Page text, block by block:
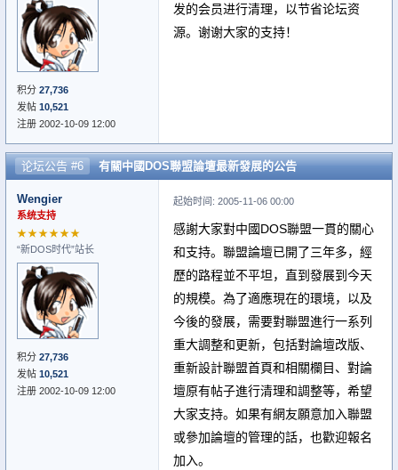
积分 27,736
发帖 10,521
注册 2002-10-09 12:00
发的会员进行清理，以节省论坛资
源。谢谢大家的支持！
论坛公告 #6 有關中國DOS聯盟論壇最新發展的公告
Wengier
系统支持
★★★★★★
“新DOS时代”站长
积分 27,736
发帖 10,521
注册 2002-10-09 12:00
起始时间: 2005-11-06 00:00
感謝大家對中國DOS聯盟一貫的關心
和支持。聯盟論壇已開了三年多，經
歷的路程並不平坦，直到發展到今天
的規模。為了適應現在的環境，以及
今後的發展，需要對聯盟進行一系列
重大調整和更新，包括對論壇改版、
重新設計聯盟首頁和相關欄目、對論
壇原有帖子進行清理和調整等，希望
大家支持。如果有網友願意加入聯盟
或參加論壇的管理的話，也歡迎報名
加入。